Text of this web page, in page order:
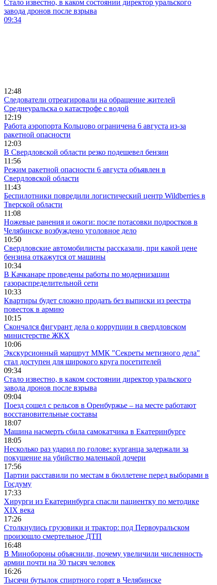
Стало известно, в каком состоянии директор уральского
завода дронов после взрыва
09:34
12:48
Следователи отреагировали на обращение жителей
Среднеуральска о катастрофе с водой
12:19
Работа аэропорта Кольцово ограничена 6 августа из-за
ракетной опасности
12:03
В Свердловской области резко подешевел бензин
11:56
Режим ракетной опасности 6 августа объявлен в
Свердловской области
11:43
Беспилотники повредили логистический центр Wildberries в
Тверской области
11:08
Ножевые ранения и ожоги: после потасовки подростков в
Челябинске возбуждено уголовное дело
10:50
Свердловские автомобилисты рассказали, при какой цене
бензина откажутся от машины
10:34
В Качканаре проведены работы по модернизации
газораспределительной сети
10:33
Квартиры будет сложно продать без выписки из реестра
повесток в армию
10:15
Скончался фигурант дела о коррупции в свердловском
министерстве ЖКХ
10:06
Экскурсионный маршрут ММК "Секреты метизного дела"
стал доступен для широкого круга посетителей
09:34
Стало известно, в каком состоянии директор уральского
завода дронов после взрыва
09:04
Поезд сошел с рельсов в Оренбуржье – на месте работают
восстановительные составы
18:07
Машина насмерть сбила самокатчика в Екатеринбурге
18:05
Несколько раз ударил по голове: курганца задержали за
покушение на убийство маленькой дочери
17:56
Партии расставили по местам в бюллетене перед выборами в
Госдуму
17:33
Хирурги из Екатеринбурга спасли пациентку по методике
XIX века
17:26
Столкнулись грузовики и трактор: под Первоуральском
произошло смертельное ДТП
16:48
В Минобороны объяснили, почему увеличили численность
армии почти на 30 тысяч человек
16:26
Тысячи бутылок спиртного горят в Челябинске